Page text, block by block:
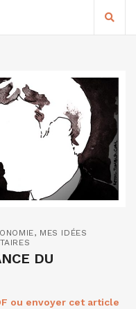
, MES IDÉES
DU
ou envoyer cet article